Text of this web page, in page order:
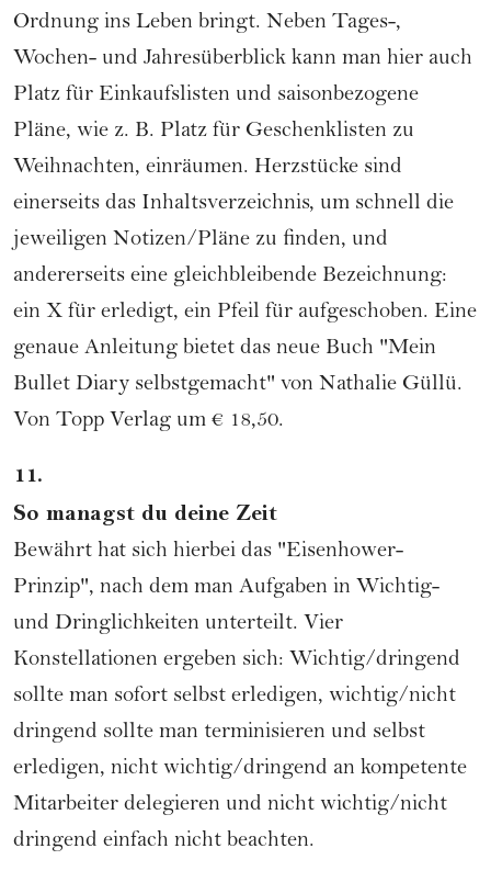
Ordnung ins Leben bringt. Neben Tages-,
Wochen- und Jahresüberblick kann man hier auch
Platz für Einkaufslisten und saisonbezogene
Pläne, wie z. B. Platz für Geschenklisten zu
Weihnachten, einräumen. Herzstücke sind
einerseits das Inhaltsverzeichnis, um schnell die
jeweiligen Notizen/Pläne zu finden, und
andererseits eine gleichbleibende Bezeichnung:
ein X für erledigt, ein Pfeil für aufgeschoben. Eine
genaue Anleitung bietet das neue Buch "Mein
Bullet Diary selbstgemacht" von Nathalie Güllü.
Von Topp Verlag um € 18,50.
11.
So managst du deine Zeit
Bewährt hat sich hierbei das "Eisenhower-
Prinzip", nach dem man Aufgaben in Wichtig-
und Dringlichkeiten unterteilt. Vier
Konstellationen ergeben sich: Wichtig/dringend
sollte man sofort selbst erledigen, wichtig/nicht
dringend sollte man terminisieren und selbst
erledigen, nicht wichtig/dringend an kompetente
Mitarbeiter delegieren und nicht wichtig/nicht
dringend einfach nicht beachten.